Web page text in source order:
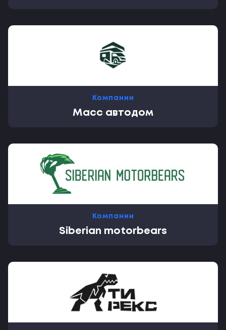
Компании
Масс автодом
Компании
Siberian motorbears